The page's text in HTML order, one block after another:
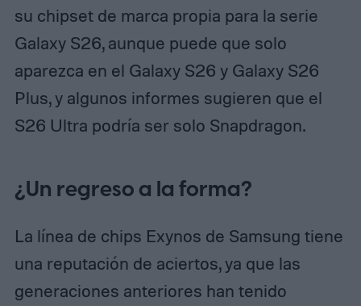
su chipset de marca propia para la serie
Galaxy S26, aunque puede que solo
aparezca en el Galaxy S26 y Galaxy S26
Plus, y algunos informes sugieren que el
S26 Ultra podría ser solo Snapdragon.
¿Un regreso a la forma?
La línea de chips Exynos de Samsung tiene
una reputación de aciertos, ya que las
generaciones anteriores han tenido